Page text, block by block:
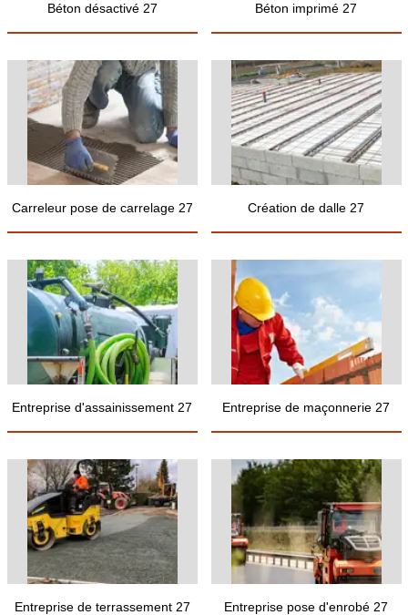
Béton désactivé 27 Béton imprimé 27
Carreleur pose de carrelage 27 Création de dalle 27
Entreprise d'assainissement 27 Entreprise de maçonnerie 27
Entreprise de terrassement 27 Entreprise pose d'enrobé 27